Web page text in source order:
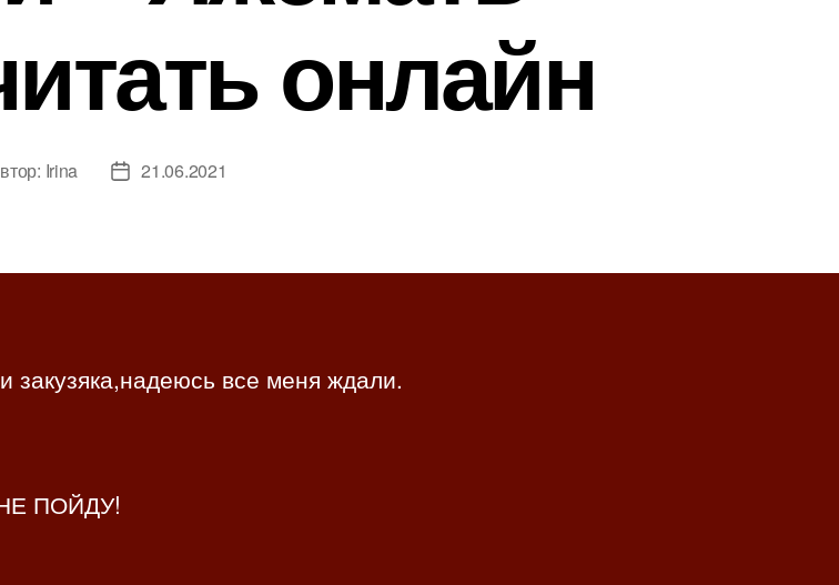
онлайн
Irina
Д
з
с
21.06.2021
закузяка,надеюсь все меня ждали.
ПОЙДУ!